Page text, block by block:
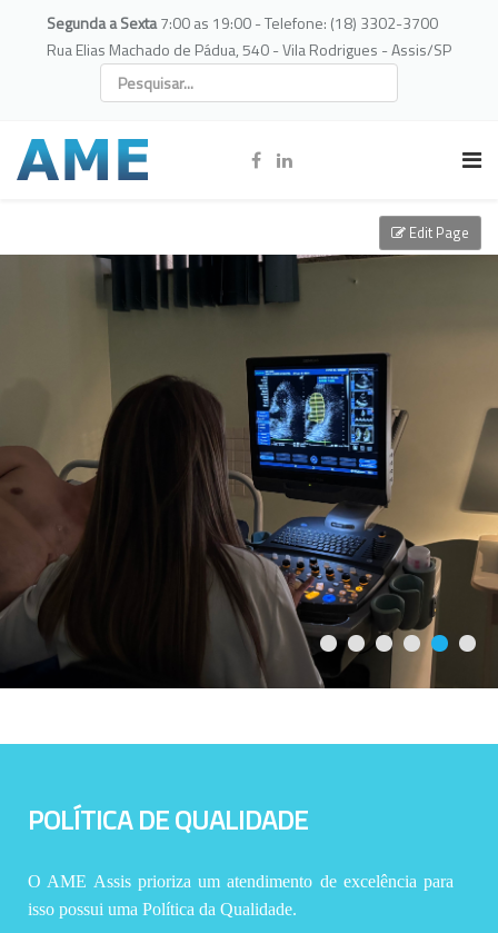
Segunda a Sexta7:00 as 19:00 - Telefone: (18) 3302-3700
Rua Elias Machado de Pádua, 540 - Vila Rodrigues - Assis/SP
POLÍTICA DE QUALIDADE
O AME Assis prioriza um atendimento de excelência para
isso possui uma Política da Qualidade.
Edit Page